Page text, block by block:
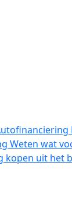
Weten wat
kopen uit het